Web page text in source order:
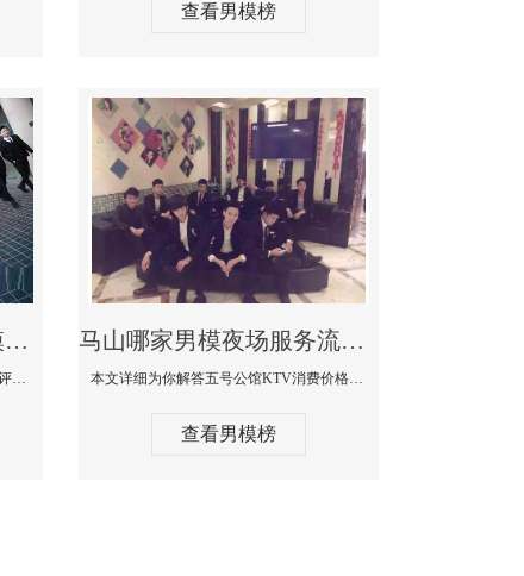
查看男模榜
马山那个KTV酒吧找男模帅哥男妓多-普罗旺斯KTV真实口碑点评
本文详细为你解答普罗旺斯消费价格点评，更多关于那个KTV酒吧找男模帅哥最多免费咨询150 99997335微信同步！
马山哪家男模夜场服务流程全面-五号公馆KTV消费价格点评
本文详细为你解答五号公馆KTV消费价格，更多关于哪家男模夜场服务流程全面免费咨询150 99997335微信同步！
查看男模榜